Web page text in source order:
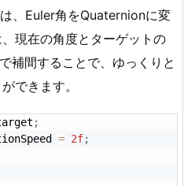
にオブジェクトを回転させる。
ターゲットへの方
(Vector3
、Euler角をQuaternionに変
現在の角度とターゲットの
補間することで、ゆっくりと
できます。
;
= 2f;